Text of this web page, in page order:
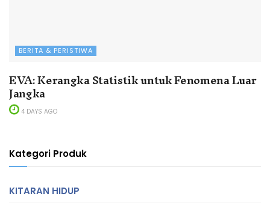
BERITA & PERISTIWA
EVA: Kerangka Statistik untuk Fenomena Luar
Jangka
4 DAYS AGO
Kategori Produk
KITARAN HIDUP